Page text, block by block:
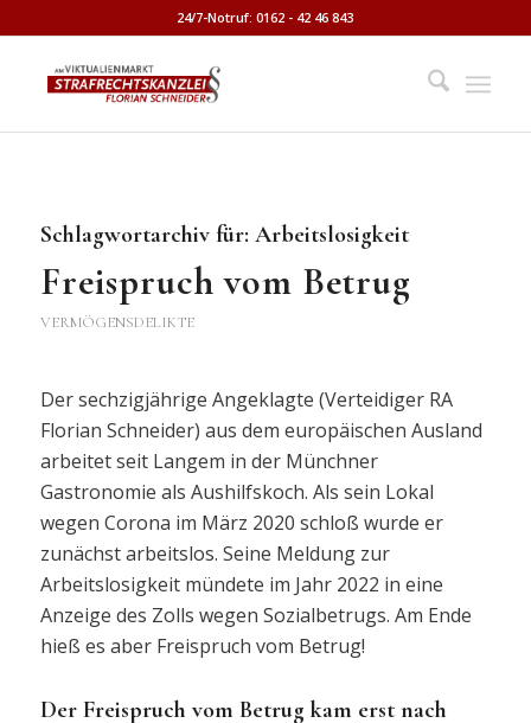
24/7-Notruf: 0162 - 42 46 843
Schlagwortarchiv für: Arbeitslosigkeit
Freispruch vom Betrug
VERMÖGENSDELIKTE
Der sechzigjährige Angeklagte (Verteidiger RA
Florian Schneider) aus dem europäischen Ausland
arbeitet seit Langem in der Münchner
Gastronomie als Aushilfskoch. Als sein Lokal
wegen Corona im März 2020 schloß wurde er
zunächst arbeitslos. Seine Meldung zur
Arbeitslosigkeit mündete im Jahr 2022 in eine
Anzeige des Zolls wegen Sozialbetrugs. Am Ende
hieß es aber Freispruch vom Betrug!
Der Freispruch vom Betrug kam erst nach